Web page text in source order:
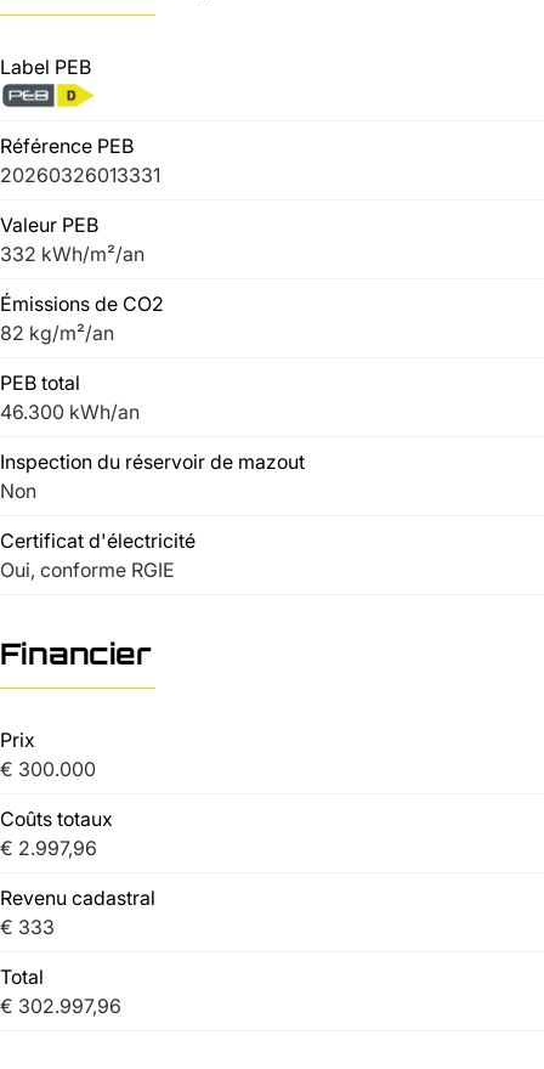
Label PEB
Référence PEB
20260326013331
Valeur PEB
332 kWh/m²/an
Émissions de CO2
82 kg/m²/an
PEB total
46.300 kWh/an
Inspection du réservoir de mazout
Non
Certificat d'électricité
Oui, conforme RGIE
Financier
Prix
€ 300.000
Coûts totaux
€ 2.997,96
Revenu cadastral
€ 333
Total
€ 302.997,96